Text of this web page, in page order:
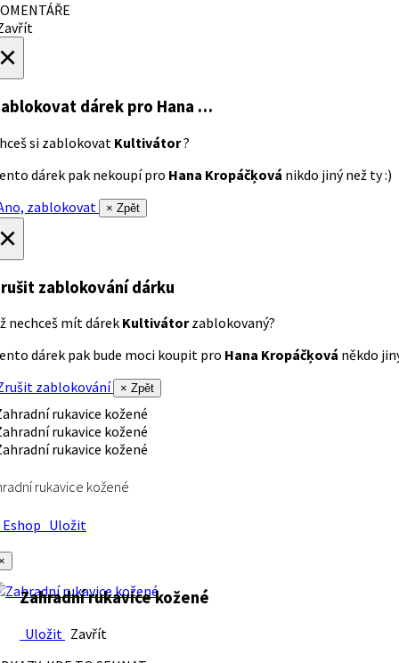
dárek pro Hana …
si zablokovat Kultivátor?
dárek pak nekoupí pro Hana Kropáčķová nikdo jiný než ty :)
zablokovat
× Zpět
zablokování dárku
nechceš mít dárek Kultivátorzablokovaný?
dárek pak bude moci koupit pro Hana Kropáčķová někdo
zablokování
× Zpět
rukavice kožené
Uložit
Zahradní rukavice kožené
Uložit Zavřít